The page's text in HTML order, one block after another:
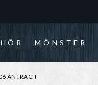
MÖNSTER
ANTRACIT